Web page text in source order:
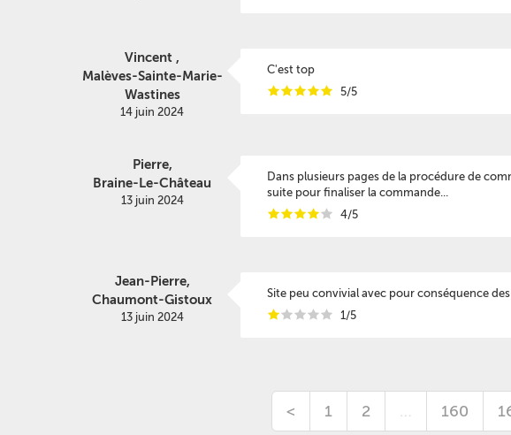
Vincent ,
Malèves-Sainte-Marie-
Wastines
14 juin 2024
C'est top
iiiii 5/5
Pierre,
Braine-Le-Château
13 juin 2024
Dans plusieurs pages de la procédure de
suite pour finaliser la commande...
iiiii 4/5
Jean-Pierre,
Chaumont-Gistoux
13 juin 2024
Site peu convivial avec pour conséquence
iiiii 1/5
< 1 2 … 160